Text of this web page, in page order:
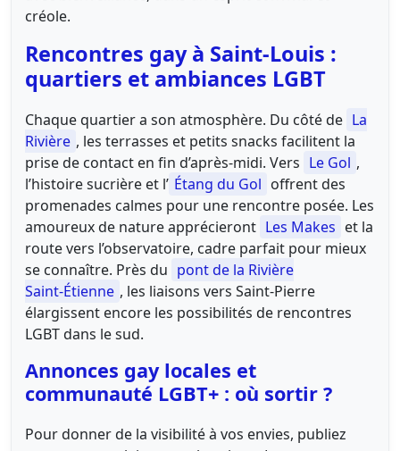
créole.
Rencontres gay à Saint‑Louis :
quartiers et ambiances LGBT
Chaque quartier a son atmosphère. Du côté de La
Rivière , les terrasses et petits snacks facilitent la
prise de contact en fin d’après‑midi. Vers Le Gol ,
l’histoire sucrière et l’ Étang du Gol offrent des
promenades calmes pour une rencontre posée. Les
amoureux de nature apprécieront Les Makes et la
route vers l’observatoire, cadre parfait pour mieux
se connaître. Près du pont de la Rivière
Saint‑Étienne , les liaisons vers Saint‑Pierre
élargissent encore les possibilités de rencontres
LGBT dans le sud.
Annonces gay locales et
communauté LGBT+ : où sortir ?
Pour donner de la visibilité à vos envies, publiez